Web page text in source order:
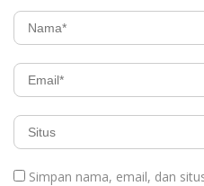
Simpan nama, email, dan